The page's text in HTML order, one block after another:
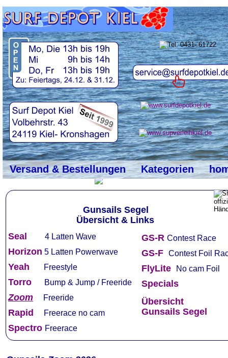
GS-R Contest Race
GS-F Contest Foil
FlyLite No cam Foil
Specials
Übersicht
Gunsails Segel
Seal 4 Latten Wave
Horizon 5 Latten Powerwave
Yeah Freestyle
Torro Bump & Jump / Freeride
Zoom Freeride
Rapid Freerace no cam
Spectro Freerace
Gunsails Segel
Übersicht & Links
#
Versand & Bestellungen Kategorien